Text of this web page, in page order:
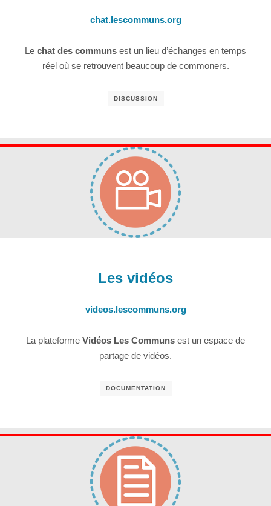
chat.lescommuns.org
Le chat des communs est un lieu d’échanges en temps
réel où se retrouvent beaucoup de commoners.
DISCUSSION
Les vidéos
videos.lescommuns.org
La plateforme Vidéos Les Communs est un espace de
partage de vidéos.
DOCUMENTATION